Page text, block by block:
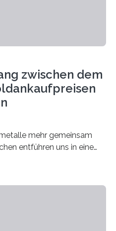
zwischen dem
mehr gemeinsam
entführen uns in eine
Doch haben Sie